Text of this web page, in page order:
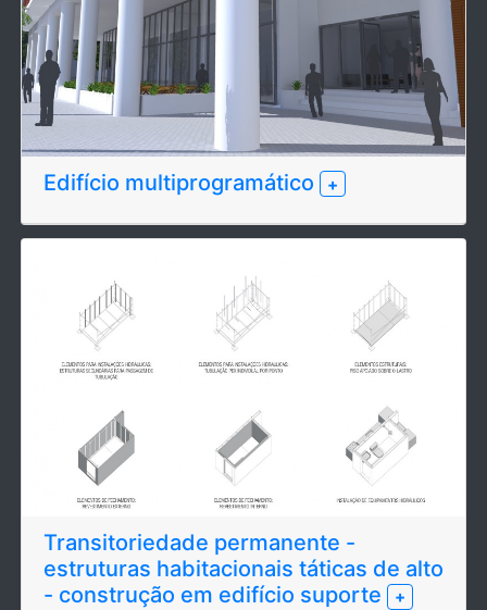
Edifício multiprogramático +
Transitoriedade permanente -
estruturas habitacionais táticas de alto
- construção em edifício suporte
+